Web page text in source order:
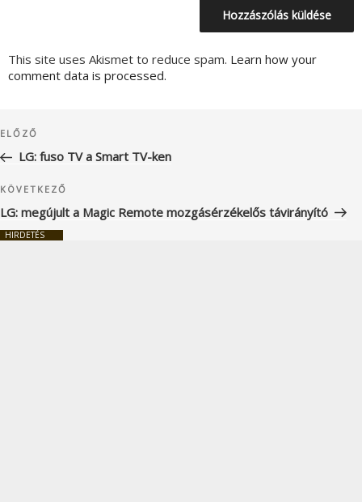
This site uses Akismet to reduce spam. Learn how your
comment data is processed.
navigáció
Korábbi
bejegyzés
ELŐZŐ
LG: fuso TV a Smart TV-ken
Következő
bejegyzés
KÖVETKEZŐ
LG: megújult a Magic Remote mozgásérzékelős távirányító
HIRDETÉS